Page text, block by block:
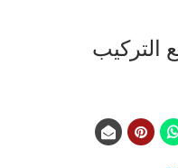
التركيب